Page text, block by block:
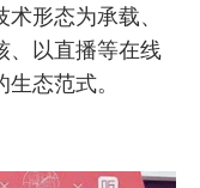
形态为承载、
、以直播等在线
态范式。